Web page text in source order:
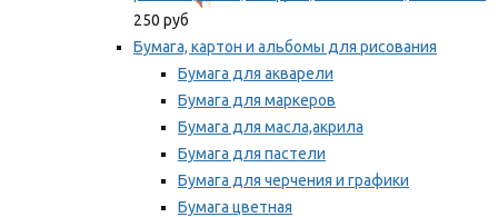
250 руб
Бумага, картон и альбомы для рисования
Бумага для акварели
Бумага для маркеров
Бумага для масла,акрила
Бумага для пастели
Бумага для черчения и графики
Бумага цветная